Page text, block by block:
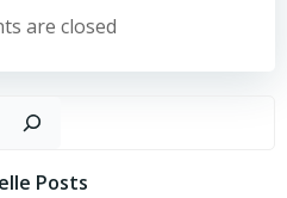
navigation
are closed
Posts